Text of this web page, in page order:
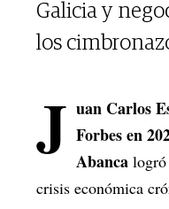
Galicia y
los
J uan Carlos
Forbes en
Abanca logró
crisis económica